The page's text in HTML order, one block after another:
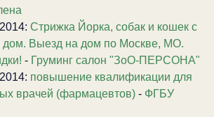
Стрижка Йорка, собак и кошек с
дом. Выезд на дом по Москве, МО.
- Груминг салон "ЗоО-ПЕРСОНА"
повышение квалификации для
врачей (фармацевтов) - ФГБУ